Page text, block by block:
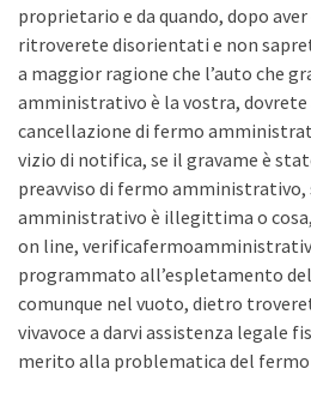
proprietario e da quando, dopo
ritroverete disorientati e non
a maggior ragione che l’auto che
amministrativo è la vostra,
cancellazione di fermo
vizio di notifica, se il gravame è
preavviso di fermo amministrativo,
amministrativo è illegittima o
on line,
programmato all’espletamento
comunque nel vuoto, dietro
vivavoce a darvi assistenza legale
merito alla problematica del